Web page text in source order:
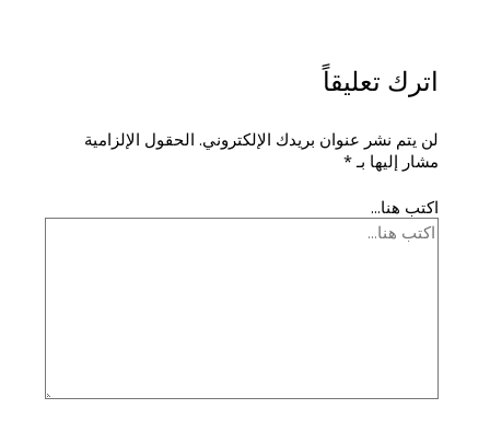
اترك تعليقاً
لن يتم نشر عنوان بريدك الإلكتروني. الحقول الإلزامية
مشار إليها بـ*
اكتب هنا...